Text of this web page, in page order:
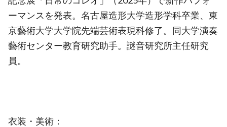
ーマンスを発表。名古屋造形大学造形学科卒業、東
京藝術大学大学院先端芸術表現科修了。同大学演奏
藝術センター教育研究助手。謎音研究所主任研究
員。
衣装・美術：